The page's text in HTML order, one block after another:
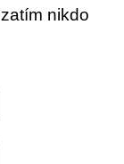
zatím nikdo